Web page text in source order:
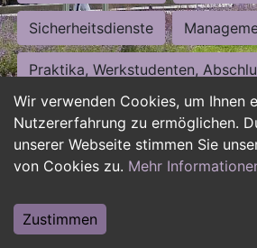
Wir verwenden Cookies, um Ihnen
Nutzererfahrung zu ermöglichen.
unserer Webseite stimmen Sie
von Cookies zu. Mehr
Zustimmen
Sicherheitsdienste
Praktika, Werkstudenten,
Personalwesen Assistenz,
Hilfskräfte, Aushilfs- und
Weiterbildung, Studium, duale